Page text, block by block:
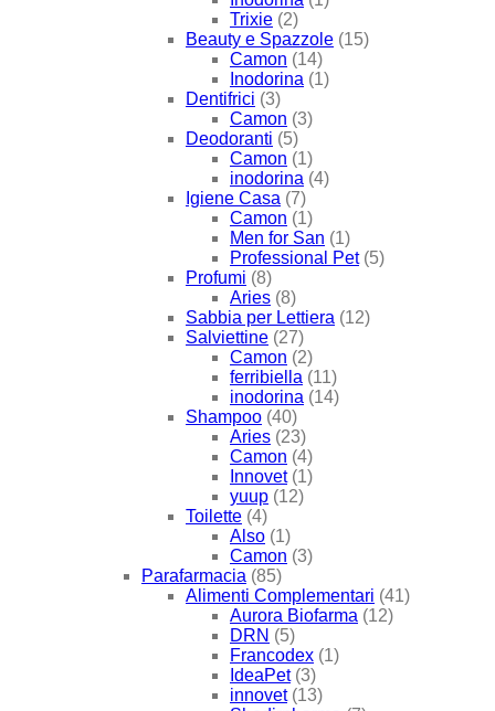
Trixie (2)
Beauty e Spazzole (15)
Camon (14)
Inodorina (1)
Dentifrici (3)
Camon (3)
Deodoranti (5)
Camon (1)
inodorina (4)
Igiene Casa (7)
Camon (1)
Men for San (1)
Professional Pet (5)
Profumi (8)
Aries (8)
Sabbia per Lettiera (12)
Salviettine (27)
Camon (2)
ferribiella (11)
inodorina (14)
Shampoo (40)
Aries (23)
Camon (4)
Innovet (1)
yuup (12)
Toilette (4)
Also (1)
Camon (3)
Parafarmacia (85)
Alimenti Complementari (41)
Aurora Biofarma (12)
DRN (5)
Francodex (1)
IdeaPet (3)
innovet (13)